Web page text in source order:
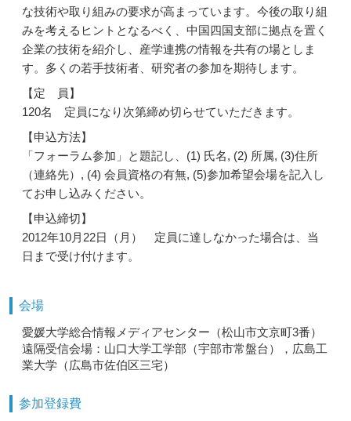
な技術や取り組みの要求が高まっています。今後の取り組
みを考えるヒントとなるべく、中国四国支部に拠点を置く
企業の技術を紹介し、産学連携の情報を共有の場としま
す。多くの若手技術者、研究者の参加を期待します。
【定 員】
120名 定員になり次第締め切らせていただきます。
【申込方法】
「フォーラム参加」と題記し、(1) 氏名, (2) 所属, (3)住所
（連絡先）, (4) 会員資格の有無, (5)参加希望会場を記入し
てお申し込みください。
【申込締切】
2012年10月22日（月） 定員に達しなかった場合は、当
日まで受け付けます。
会場
愛媛大学総合情報メディアセンター（松山市文京町3番）
遠隔受信会場：山口大学工学部（宇部市常盤台），広島工
業大学（広島市佐伯区三宅）
参加登録費